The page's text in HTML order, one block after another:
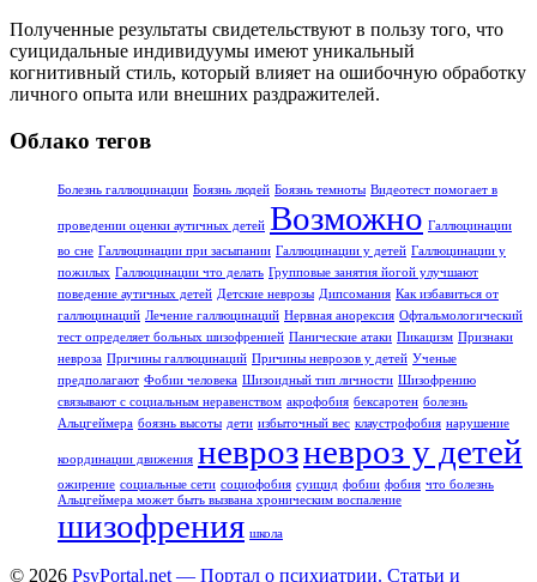
Полученные результаты свидетельствуют в пользу того, что
суицидальные индивидуумы имеют уникальный
когнитивный стиль, который влияет на ошибочную обработку
личного опыта или внешних раздражителей.
Облако тегов
Болезнь галлюцинации Боязнь людей Боязнь темноты Видеотест помогает в
проведении оценки аутичных детей Возможно Галлюцинации
во сне Галлюцинации при засыпании Галлюцинации у детей Галлюцинации у
пожилых Галлюцинации что делать Групповые занятия йогой улучшают
поведение аутичных детей Детские неврозы Дипсомания Как избавиться от
галлюцинаций Лечение галлюцинаций Нервная анорексия Офтальмологический
тест определяет больных шизофренией Панические атаки Пикацизм Признаки
невроза Причины галлюцинаций Причины неврозов у детей Ученые
предполагают Фобии человека Шизоидный тип личности Шизофрению
связывают с социальным неравенством акрофобия бексаротен болезнь
Альцгеймера боязнь высоты дети избыточный вес клаустрофобия нарушение
координации движения неврозневроз у детей
ожирение социальные сети социофобия суицид фобии фобия что болезнь
Альцгеймера может быть вызвана хроническим воспаление
шизофрения школа
© 2026 PsyPortal.net — Портал о психиатрии. Статьи и